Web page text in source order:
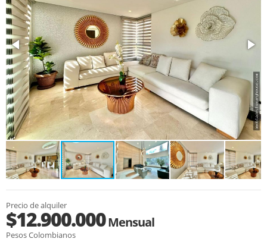
Precio de alquiler
$12.900.000Mensual
Pesos Colombianos